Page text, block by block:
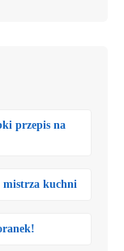
przepis na
mistrza kuchni